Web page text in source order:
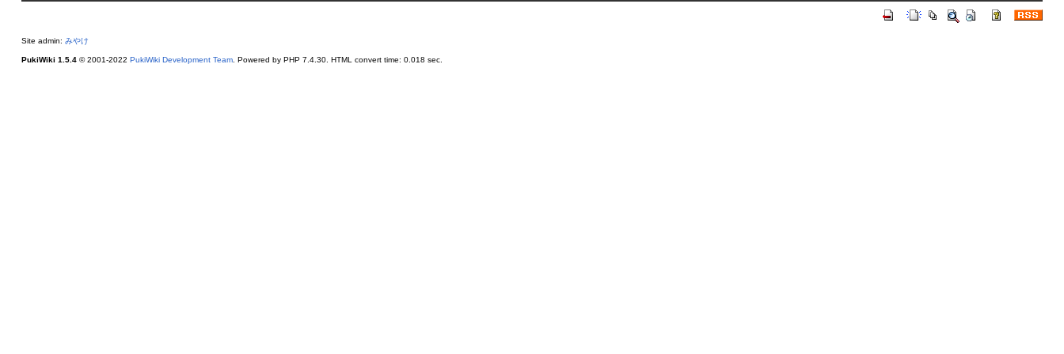
Site admin: みやけ
PukiWiki 1.5.4© 2001-2022 PukiWiki Development Team. Powered by PHP 7.4.30. HTML convert time: 0.018 sec.